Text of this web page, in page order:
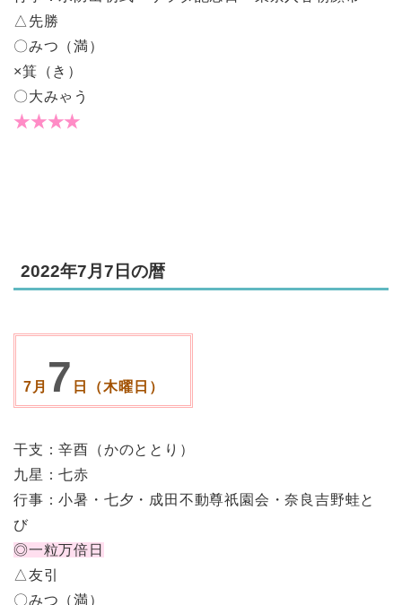
△先勝
〇みつ（満）
×箕（き）
〇大みゃう
★★★★
2022年7月7日の暦
7月 7 日（木曜日）
干支：辛酉（かのととり）
九星：七赤
行事：小暑・七夕・成田不動尊祇園会・奈良吉野蛙と
び
◎一粒万倍日
△友引
〇みつ（満）